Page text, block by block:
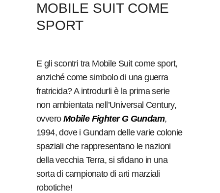
MOBILE SUIT COME
SPORT
E gli scontri tra Mobile Suit come sport,
anziché come simbolo di una guerra
fratricida? A introdurli è la prima serie
non ambientata nell’Universal Century,
ovvero Mobile Fighter G Gundam,
1994, dove i Gundam delle varie colonie
spaziali che rappresentano le nazioni
della vecchia Terra, si sfidano in una
sorta di campionato di arti marziali
robotiche!